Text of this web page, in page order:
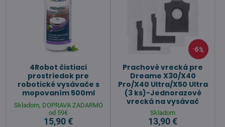
4Robot čistiaci
prostriedok pre
robotické vysávače s
mopovaním 500ml
Skladom, DOPRAVA ZADARMO
od 59€
15,90 €
6%
Prachové vrecká pre
Dreame X30/X40
Pro/X40 Ultra/X50 Ultra
(3 ks)-Jednorazové
vrecká na vysávač
Skladom
13,90 €